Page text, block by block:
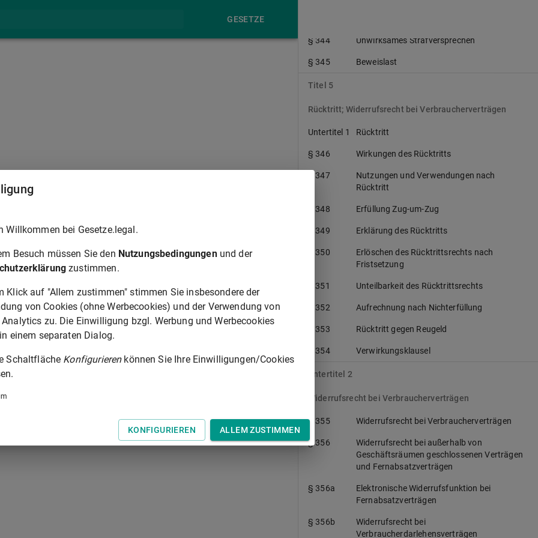
GESETZE
sie auf Antrag des Schuldners durch Urteil auf den
der Angemessenheit ist jedes berechtigte Interesse des
zu ziehen. Nach der Entrichtung der Strafe ist die
Tastatur zur Navigation zwischen Normen.
§ 344 Unwirksames Strafversprechen
§ 345 Beweislast
Titel 5
Rücktritt; Widerrufsrecht bei Verbraucherverträgen
Untertitel 1 Rücktritt
§ 346 Wirkungen des Rücktritts
§ 347
Nutzungen und Verwendungen nach
Rücktritt
§ 348 Erfüllung Zug-um-Zug
§ 349 Erklärung des Rücktritts
§ 350
Erlöschen des Rücktrittsrechts nach
Fristsetzung
§ 351 Unteilbarkeit des Rücktrittsrechts
§ 352 Aufrechnung nach Nichterfüllung
§ 353 Rücktritt gegen Reugeld
§ 354 Verwirkungsklausel
Untertitel 2
Widerrufsrecht bei Verbraucherverträgen
§ 355 Widerrufsrecht bei Verbraucherverträgen
§ 356
Widerrufsrecht bei außerhalb von
Geschäftsräumen geschlossenen Verträgen
und Fernabsatzverträgen
§ 356a
Elektronische Widerrufsfunktion bei
Fernabsatzverträgen
§ 356b
Widerrufsrecht bei
Verbraucherdarlehensverträgen
Willkommen bei Gesetze.legal.
Besuch müssen Sie den Nutzungsbedingungenund der
zustimmen.
Klick auf "Allem zustimmen" stimmen Sie insbesondere der
von Cookies (ohne Werbecookies) und der Verwendung von
Analytics zu. Die Einwilligung bzgl. Werbung und Werbecookies
einem separaten Dialog.
Schaltfläche Konfigurierenkönnen Sie Ihre Einwilligungen/Cookies
KONFIGURIEREN ALLEM ZUSTIMMEN